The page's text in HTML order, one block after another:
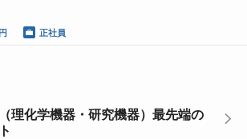
正社員
理化学機器・研究機器）最先端の